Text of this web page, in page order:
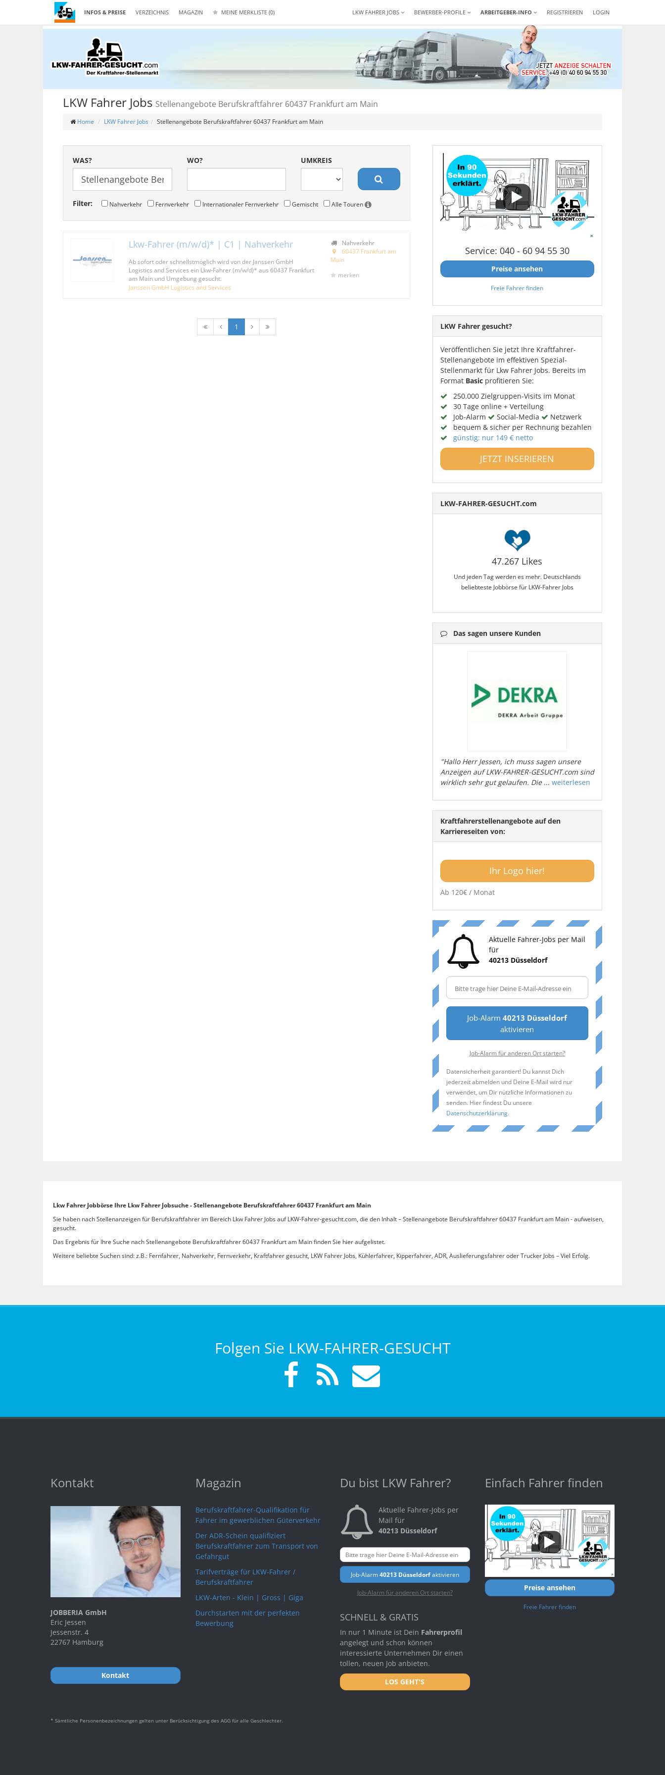
INFOS & PREISE VERZEICHNIS MAGAZIN MEINE MERKLISTE (0) REGISTRIEREN LOGIN
LKW FAHRER JOBS BEWERBER-PROFILE ARBEITGEBER-INFO
LKW Fahrer Jobs Stellenangebote Berufskraftfahrer 60437 Frankfurt am Main
Home LKW Fahrer Jobs Stellenangebote Berufskraftfahrer 60437 Frankfurt am Main
WAS? WO? UMKREIS
Filter: Nahverkehr Fernverkehr Internationaler Fernverkehr Gemischt Alle Touren
Lkw-Fahrer (m/w/d)* | C1 | Nahverkehr
Ab sofort oder schnellstmöglich wird von der Janssen GmbH
Logistics and Services ein Lkw-Fahrer (m/w/d)* aus 60437 Frankfurt
am Main und Umgebung gesucht.
Janssen GmbH Logistics and Services
Nahverkehr
60437 Frankfurt am
Main
merken
1
Service: 040 - 60 94 55 30
Preise ansehen
Freie Fahrer finden
LKW Fahrer gesucht?
Veröffentlichen Sie jetzt Ihre Kraftfahrer-
Stellenangebote im effektiven Spezial-
Stellenmarkt für Lkw Fahrer Jobs. Bereits im
Format Basicprofitieren Sie:
250.000 Zielgruppen-Visits im Monat
30 Tage online + Verteilung
Job-Alarm
Social-Media
Netzwerk
bequem & sicher per Rechnung bezahlen
günstig: nur 149 € netto
JETZT INSERIEREN
LKW-FAHRER-GESUCHT.com
47.267 Likes
Und jeden Tag werden es mehr. Deutschlands
beliebteste Jobbörse für LKW-Fahrer Jobs
Das sagen unsere Kunden
"Hallo Herr Jessen, ich muss sagen unsere
Anzeigen auf LKW-FAHRER-GESUCHT.com sind
wirklich sehr gut gelaufen. Die... weiterlesen
Kraftfahrerstellenangebote auf den
Karriereseiten von:
Ihr Logo hier!
Ab 120€ / Monat
Aktuelle Fahrer-Jobs per Mail
für
40213 Düsseldorf
Job-Alarm40213 Düsseldorf
aktivieren
Job-Alarm für anderen Ort starten?
Datensicherheit garantiert! Du kannst Dich
jederzeit abmelden und Deine E-Mail wird nur
verwendet, um Dir nützliche Informationen zu
senden. Hier findest Du unsere
Datenschutzerklärung.
Lkw Fahrer Jobbörse Ihre Lkw Fahrer Jobsuche - Stellenangebote Berufskraftfahrer 60437 Frankfurt am Main
Sie haben nach Stellenanzeigen für Berufskraftfahrer im Bereich Lkw Fahrer Jobs auf LKW-Fahrer-gesucht.com, die den Inhalt – Stellenangebote Berufskraftfahrer 60437 Frankfurt am Main - aufweisen,
gesucht.
Das Ergebnis für Ihre Suche nach Stellenangebote Berufskraftfahrer 60437 Frankfurt am Main finden Sie hier aufgelistet.
Weitere beliebte Suchen sind: z.B.: Fernfahrer, Nahverkehr, Fernverkehr, Kraftfahrer gesucht, LKW Fahrer Jobs, Kühlerfahrer, Kipperfahrer, ADR, Auslieferungsfahrer oder Trucker Jobs – Viel Erfolg.
Folgen Sie LKW-FAHRER-GESUCHT
Kontakt
JOBBERIA GmbH
Eric Jessen
Jessenstr. 4
22767 Hamburg
Kontakt
Magazin
Berufskraftfahrer-Qualifikation für
Fahrer im gewerblichen Güterverkehr
Der ADR-Schein qualifiziert
Berufskraftfahrer zum Transport von
Gefahrgut
Tarifverträge für LKW-Fahrer /
Berufskraftfahrer
LKW-Arten - Klein | Gross | Giga
Durchstarten mit der perfekten
Bewerbung
Du bist LKW Fahrer?
Aktuelle Fahrer-Jobs per
Mail für
40213 Düsseldorf
Job-Alarm40213 Düsseldorfaktivieren
Job-Alarm für anderen Ort starten?
SCHNELL & GRATIS
In nur 1 Minute ist Dein Fahrerprofil
angelegt und schon können
interessierte Unternehmen Dir einen
tollen, neuen Job anbieten.
LOS GEHT'S
Einfach Fahrer finden
Preise ansehen
Freie Fahrer finden
* Sämtliche Personenbezeichnungen gelten unter Berücksichtigung des AGG für alle Geschlechter.